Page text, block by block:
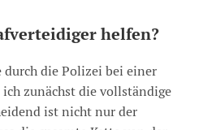
helfen?
die Polizei bei einer
zunächst die vollständige
ist nicht nur der